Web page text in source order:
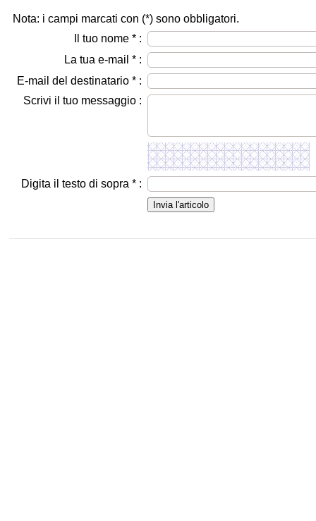
Nota: i campi marcati con (*) sono obbligatori.
Il tuo nome * :
La tua e-mail * :
E-mail del destinatario * :
Scrivi il tuo messaggio :
Digita il testo di sopra * :